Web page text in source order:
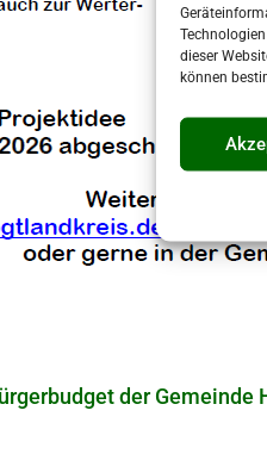
dieser
können
der Gemeinde